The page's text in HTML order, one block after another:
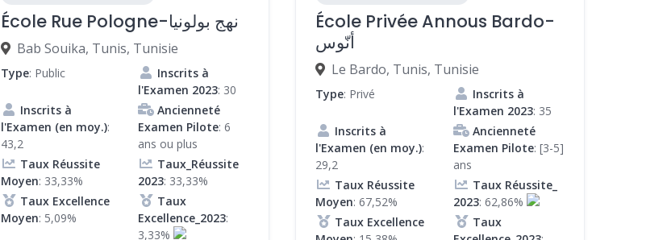
École Rue Pologne-نهج بولونيا
Bab Souika, Tunis, Tunisie
Type: Public
Inscrits à
l'Examen 2023: 30
Inscrits à
l'Examen (en moy.):
43,2
Ancienneté
Examen Pilote: 6
ans ou plus
Taux Réussite
Moyen: 33,33%
Taux_Réussite
2023: 33,33%
Taux Excellence
Moyen: 5,09%
Taux
Excellence_2023:
3,33%
École Privée Annous Bardo-
أنّوس
Le Bardo, Tunis, Tunisie
Type: Privé
Inscrits à
l'Examen 2023: 35
Inscrits à
l'Examen (en moy.):
29,2
Ancienneté
Examen Pilote: [3-5]
ans
Taux Réussite
Moyen: 67,52%
Taux Réussite_
2023: 62,86%
Taux Excellence
Taux